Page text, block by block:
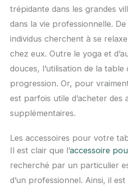
trépidante dans les grandes
dans la vie professionnelle.
individus cherchent à se
chez eux. Outre le yoga et
douces, l’utilisation de la table
progression. Or, pour
est parfois utile d’acheter des
supplémentaires.
Les accessoires pour votre
Il est clair que l’accessoire
recherché par un particulier
d’un professionnel. Ainsi, il